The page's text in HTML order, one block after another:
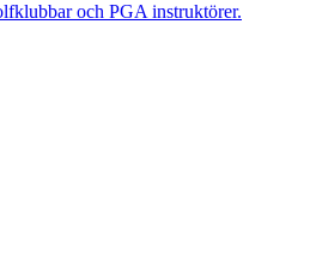
och PGA instruktörer.